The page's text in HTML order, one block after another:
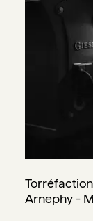
Arnephy -